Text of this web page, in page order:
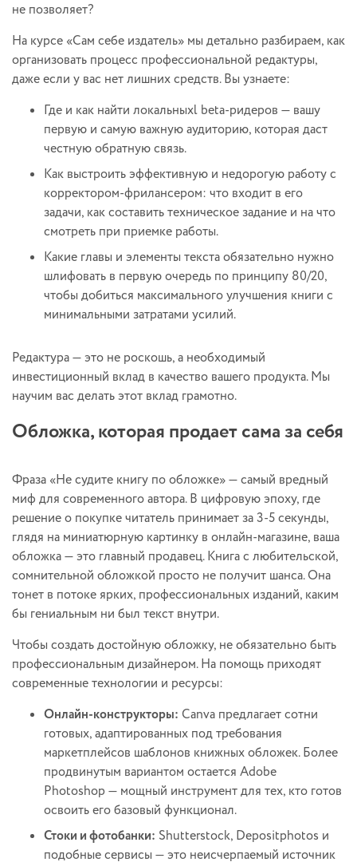
не позволяет?
На курсе «Сам себе издатель» мы детально разбираем, как
организовать процесс профессиональной редактуры,
даже если у вас нет лишних средств. Вы узнаете:
Где и как найти локальныхl beta-ридеров — вашу
первую и самую важную аудиторию, которая даст
честную обратную связь.
Как выстроить эффективную и недорогую работу с
корректором-фрилансером: что входит в его
задачи, как составить техническое задание и на что
смотреть при приемке работы.
Какие главы и элементы текста обязательно нужно
шлифовать в первую очередь по принципу 80/20,
чтобы добиться максимального улучшения книги с
минимальными затратами усилий.
Редактура — это не роскошь, а необходимый
инвестиционный вклад в качество вашего продукта. Мы
научим вас делать этот вклад грамотно.
Обложка, которая продает сама за себя
Фраза «Не судите книгу по обложке» — самый вредный
миф для современного автора. В цифровую эпоху, где
решение о покупке читатель принимает за 3-5 секунды,
глядя на миниатюрную картинку в онлайн-магазине, ваша
обложка — это главный продавец. Книга с любительской,
сомнительной обложкой просто не получит шанса. Она
тонет в потоке ярких, профессиональных изданий, каким
бы гениальным ни был текст внутри.
Чтобы создать достойную обложку, не обязательно быть
профессиональным дизайнером. На помощь приходят
современные технологии и ресурсы:
Онлайн-конструкторы: Canva предлагает сотни
готовых, адаптированных под требования
маркетплейсов шаблонов книжных обложек. Более
продвинутым вариантом остается Adobe
Photoshop — мощный инструмент для тех, кто готов
освоить его базовый функционал.
Стоки и фотобанки: Shutterstock, Depositphotos и
подобные сервисы — это неисчерпаемый источник